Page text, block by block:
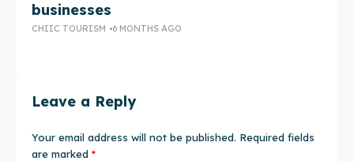
businesses
CHIIC TOURISM 6 MONTHS AGO
Leave a Reply
Your email address will not be published. Required fields
are marked *